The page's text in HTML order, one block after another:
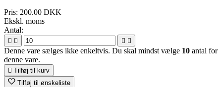
Pris: 200.00 DKK
Ekskl. moms
Antal:
   
Denne vare sælges ikke enkeltvis. Du skal mindst vælge 10 antal for
denne vare.
 Tilføj til kurv
Tilføj til ønskeliste